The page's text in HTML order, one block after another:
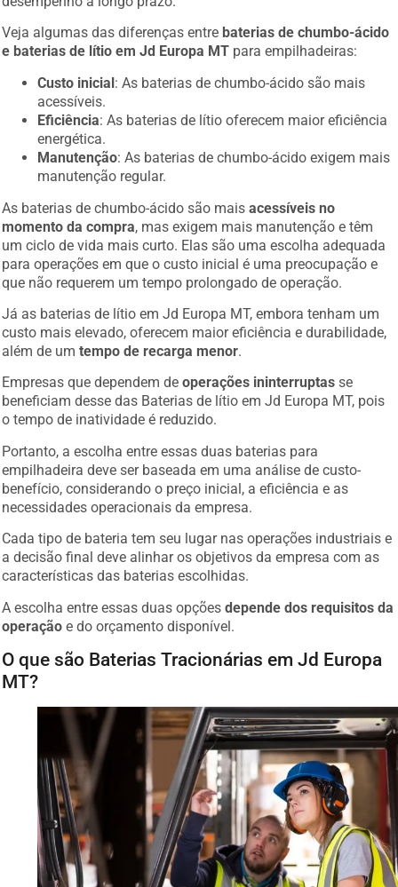
Veja algumas das diferenças entre baterias de chumbo-ácido
e baterias de lítio em Jd Europa MT para empilhadeiras:
Custo inicial : As baterias de chumbo-ácido são mais
acessíveis.
Eficiência: As baterias de lítio oferecem maior eficiência
energética.
Manutenção
: As baterias de chumbo-ácido exigem mais
manutenção regular.
As baterias de chumbo-ácido são mais
acessíveis no
momento da compra, mas exigem mais manutenção e têm
um ciclo de vida mais curto. Elas são uma escolha adequada
para operações em que o custo inicial é uma preocupação e
que não requerem um tempo prolongado de operação.
Já as baterias de lítio em Jd Europa MT, embora tenham um
custo mais elevado, oferecem maior eficiência e durabilidade,
além de umtempo de recarga menor.
Empresas que dependem de
operações ininterruptas
beneficiam desse das Baterias de lítio em Jd Europa MT, pois
o tempo de inatividade é reduzido.
Portanto, a escolha entre essas duas baterias para
empilhadeira deve ser baseada em uma análise de custo-
benefício, considerando o preço inicial, a eficiência e as
necessidades operacionais da empresa.
Cada tipo de bateria tem seu lugar nas operações industriais e
a decisão final deve alinhar os objetivos da empresa com as
características das baterias escolhidas.
A escolha entre essas duas opções
depende dos requisitos da
operação e do orçamento disponível.
O que são Baterias Tracionárias em Jd Europa
MT?